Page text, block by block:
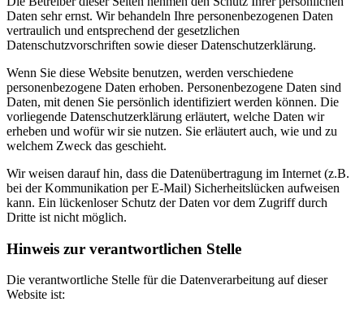
Daten sehr ernst. Wir behandeln Ihre personenbezogenen Daten
vertraulich und entsprechend der gesetzlichen
Datenschutzvorschriften sowie dieser Datenschutzerklärung.
Wenn Sie diese Website benutzen, werden verschiedene
personenbezogene Daten erhoben. Personenbezogene Daten sind
Daten, mit denen Sie persönlich identifiziert werden können. Die
vorliegende Datenschutzerklärung erläutert, welche Daten wir
erheben und wofür wir sie nutzen. Sie erläutert auch, wie und zu
welchem Zweck das geschieht.
Wir weisen darauf hin, dass die Datenübertragung im Internet (z.B.
bei der Kommunikation per E-Mail) Sicherheitslücken aufweisen
kann. Ein lückenloser Schutz der Daten vor dem Zugriff durch
Dritte ist nicht möglich.
Hinweis zur verantwortlichen Stelle
Die verantwortliche Stelle für die Datenverarbeitung auf dieser
Website ist: